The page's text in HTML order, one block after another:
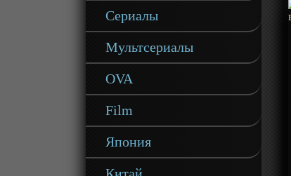
Сериалы
Мультсериалы
OVA
Film
Япония